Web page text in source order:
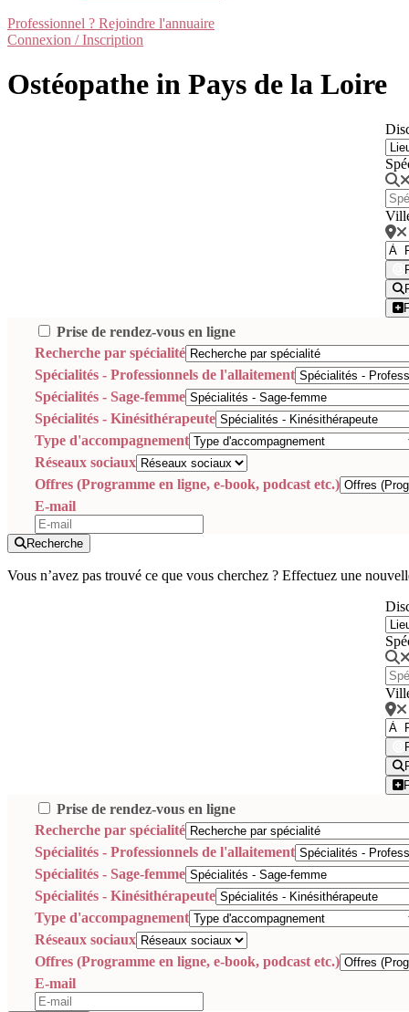
Professionnel ? Rejoindre l'annuaire
Connexion / Inscription
Ostéopathe in Pays de la Loire
Prise de rendez-vous en ligne
Recherche par spécialité
Spécialités - Professionnels de l'allaitement
Spécialités - Sage-femme
Spécialités - Kinésithérapeute
Type d'accompagnement
Réseaux sociaux
Offres (Programme en ligne, e-book, podcast etc.)
E-mail
Recherche
Vous n’avez pas trouvé ce que vous cherchez ? Effectuez une
Prise de rendez-vous en ligne
Recherche par spécialité
Spécialités - Professionnels de l'allaitement
Spécialités - Sage-femme
Spécialités - Kinésithérapeute
Type d'accompagnement
Réseaux sociaux
Offres (Programme en ligne, e-book, podcast etc.)
E-mail